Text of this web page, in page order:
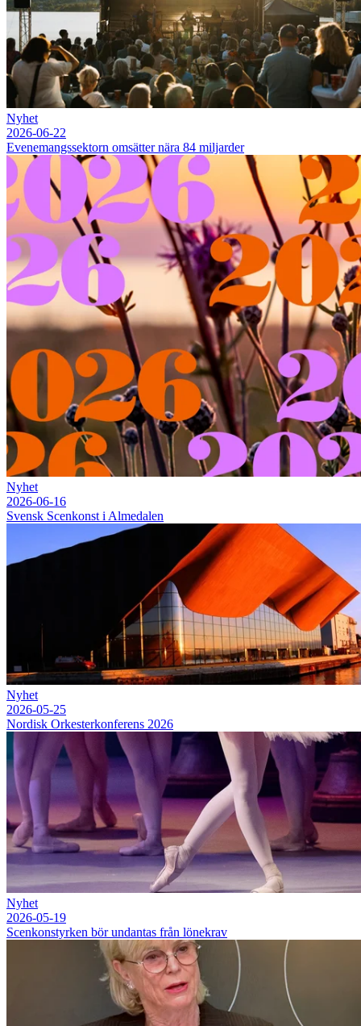
Nyhet
2026-06-22
Evenemangssektorn omsätter nära 84 miljarder
Nyhet
2026-06-16
Svensk Scenkonst i Almedalen
Nyhet
2026-05-25
Nordisk Orkesterkonferens 2026
Nyhet
2026-05-19
Scenkonstyrken bör undantas från lönekrav